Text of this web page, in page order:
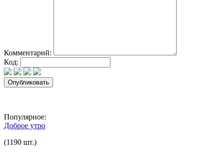
Комментарий:
Код:
Популярное:
Доброе утро
(1190 шт.)